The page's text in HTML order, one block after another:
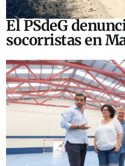
El PSdeG
socorristas en